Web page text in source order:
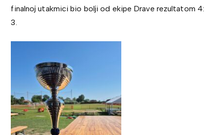
finalnoj utakmici bio bolji od ekipe Drave rezultatom 4:
3.